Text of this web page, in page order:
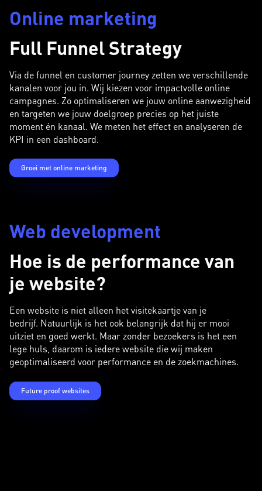
Online marketing
Full Funnel Strategy
Via de funnel en customer journey zetten we verschillende
kanalen voor jou in. Wij kiezen voor impactvolle online
campagnes. Zo optimaliseren we jouw online aanwezigheid
en targeten we jouw doelgroep precies op het juiste
moment én kanaal. We meten het effect en analyseren de
KPI in een dashboard.
Groei met online marketing
Web development
Hoe is de performance van
je website?
Een website is niet alleen het visitekaartje van je
bedrijf. Natuurlijk is het ook belangrijk dat hij er mooi
uitziet en goed werkt. Maar zonder bezoekers is het een
lege huls, daarom is iedere website die wij maken
geoptimaliseerd voor performance en de zoekmachines.
Future proof websites